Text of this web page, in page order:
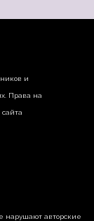
и
Права на
нарушают авторские